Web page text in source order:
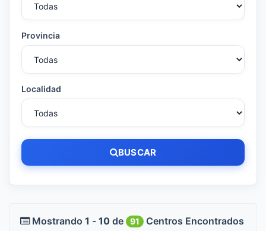
Provincia
Localidad
BUSCAR
Mostrando 1 - 10 de 91 Centros Encontrados